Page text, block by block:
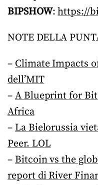
BIPSHOW:https://
NOTE DELLA
– Climate Impacts
dell’MIT
– A Blueprint for
Africa
– La Bielorussia
Peer. LOL
– Bitcoin vs the
report di River